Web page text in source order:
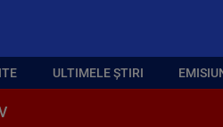
ULTIMELE ȘTIRI